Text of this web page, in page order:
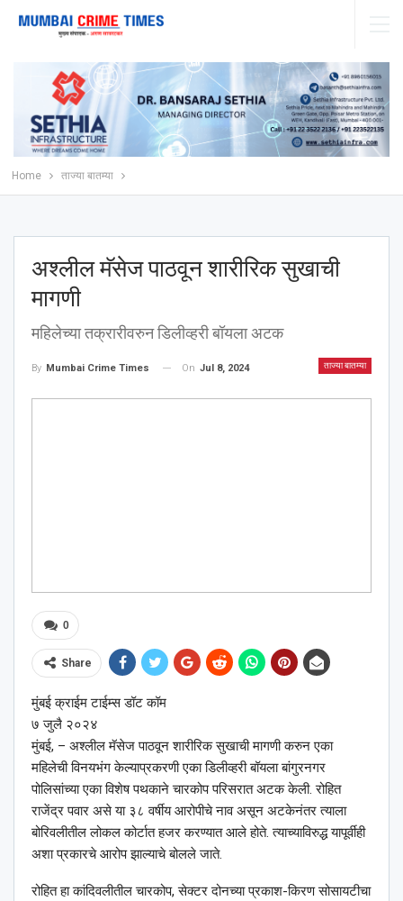
Home ताज्या बातम्या
अश्‍लील मॅसेज पाठवून शारीरिक सुखाची
मागणी
महिलेच्या तक्रारीवरुन डिलीव्हरी बॉयला अटक
ताज्या बातम्या
By Mumbai Crime Times On Jul 8, 2024
0
Share
मुंबई क्राईम टाईम्स डॉट कॉम
७ जुलै २०२४
मुंबई, – अश्‍लील मॅसेज पाठवून शारीरिक सुखाची मागणी करुन एका
महिलेची विनयभंग केल्याप्रकरणी एका डिलीव्हरी बॉयला बांगुरनगर
पोलिसांच्या एका विशेष पथकाने चारकोप परिसरात अटक केली. रोहित
राजेंद्र पवार असे या ३८ वर्षीय आरोपीचे नाव असून अटकेनंतर त्याला
बोरिवलीतील लोकल कोर्टात हजर करण्यात आले होते. त्याच्याविरुद्ध यापूर्वीही
अशा प्रकारचे आरोप झाल्याचे बोलले जाते.
रोहित हा कांदिवलीतील चारकोप, सेक्टर दोनच्या प्रकाश-किरण सोसायटीचा